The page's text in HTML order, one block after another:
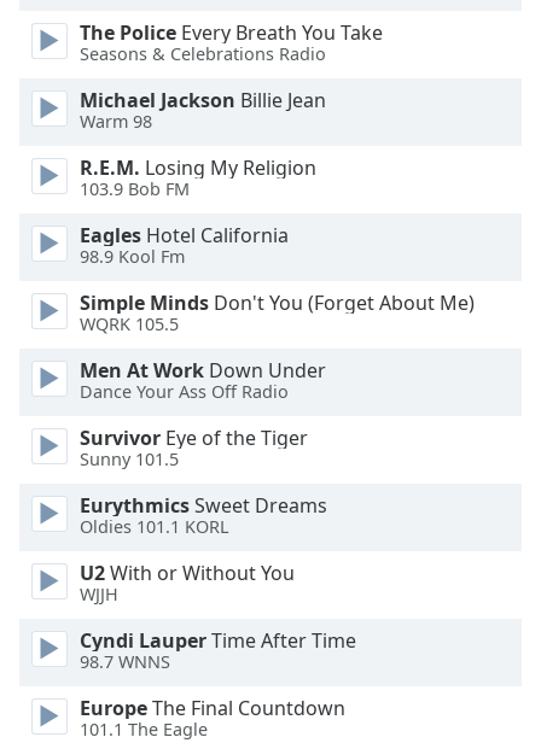
Opacity
Text
Color
Opacity
Caption
Background
Color
Opacity
Font
Size
Text
Edge
The Police Every Breath You Take
Seasons & Celebrations Radio
Michael Jackson Billie Jean
Warm 98
R.E.M. Losing My Religion
103.9 Bob FM
Eagles Hotel California
98.9 Kool Fm
Simple Minds Don't You (Forget About Me)
WQRK 105.5
Men At Work Down Under
Dance Your Ass Off Radio
Survivor Eye of the Tiger
Sunny 101.5
EurythmicsSweet Dreams
Oldies 101.1 KORL
U2With or Without You
WJJH
Cyndi LauperTime After Time
98.7 WNNS
EuropeThe Final Countdown
101.1 The Eagle